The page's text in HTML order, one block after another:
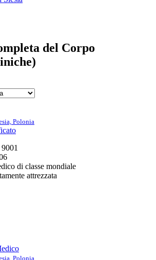
del Corpo
Polonia
di classe mondiale
attrezzata
Polonia